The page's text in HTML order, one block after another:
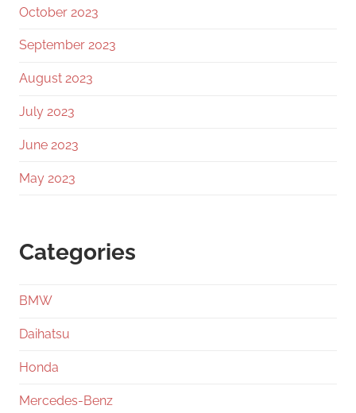
October 2023
September 2023
August 2023
July 2023
June 2023
May 2023
Categories
BMW
Daihatsu
Honda
Mercedes-Benz